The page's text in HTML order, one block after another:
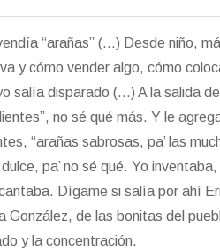
“arañas” (…) Desde niño,
y cómo vender algo, cómo
salía disparado (…) A la salida
no sé qué más. Y le
“arañas sabrosas, pa’ las
pa’ no sé qué. Yo
Dígame si salía por ahí
González, de las bonitas del
y la concentración.